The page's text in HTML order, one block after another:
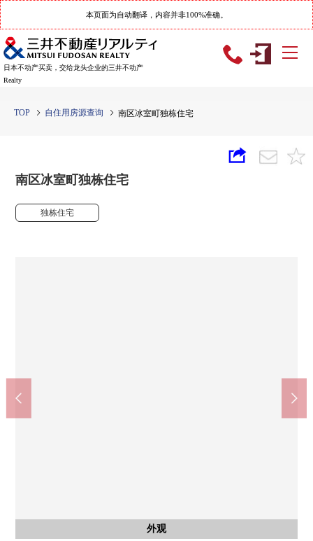
本页面为自动翻译，内容并非100%准确。
日本不动产买卖，交给龙头企业的三井不动产
Realty
TOP 自住用房源查询 南区冰室町独栋住宅
南区冰室町独栋住宅
独栋住宅
外观
外观
外观
外观
外观
外观
含有前面道路的外观
含有前面道路的外观
外观
名古屋市立明丰中学校(约1060m)